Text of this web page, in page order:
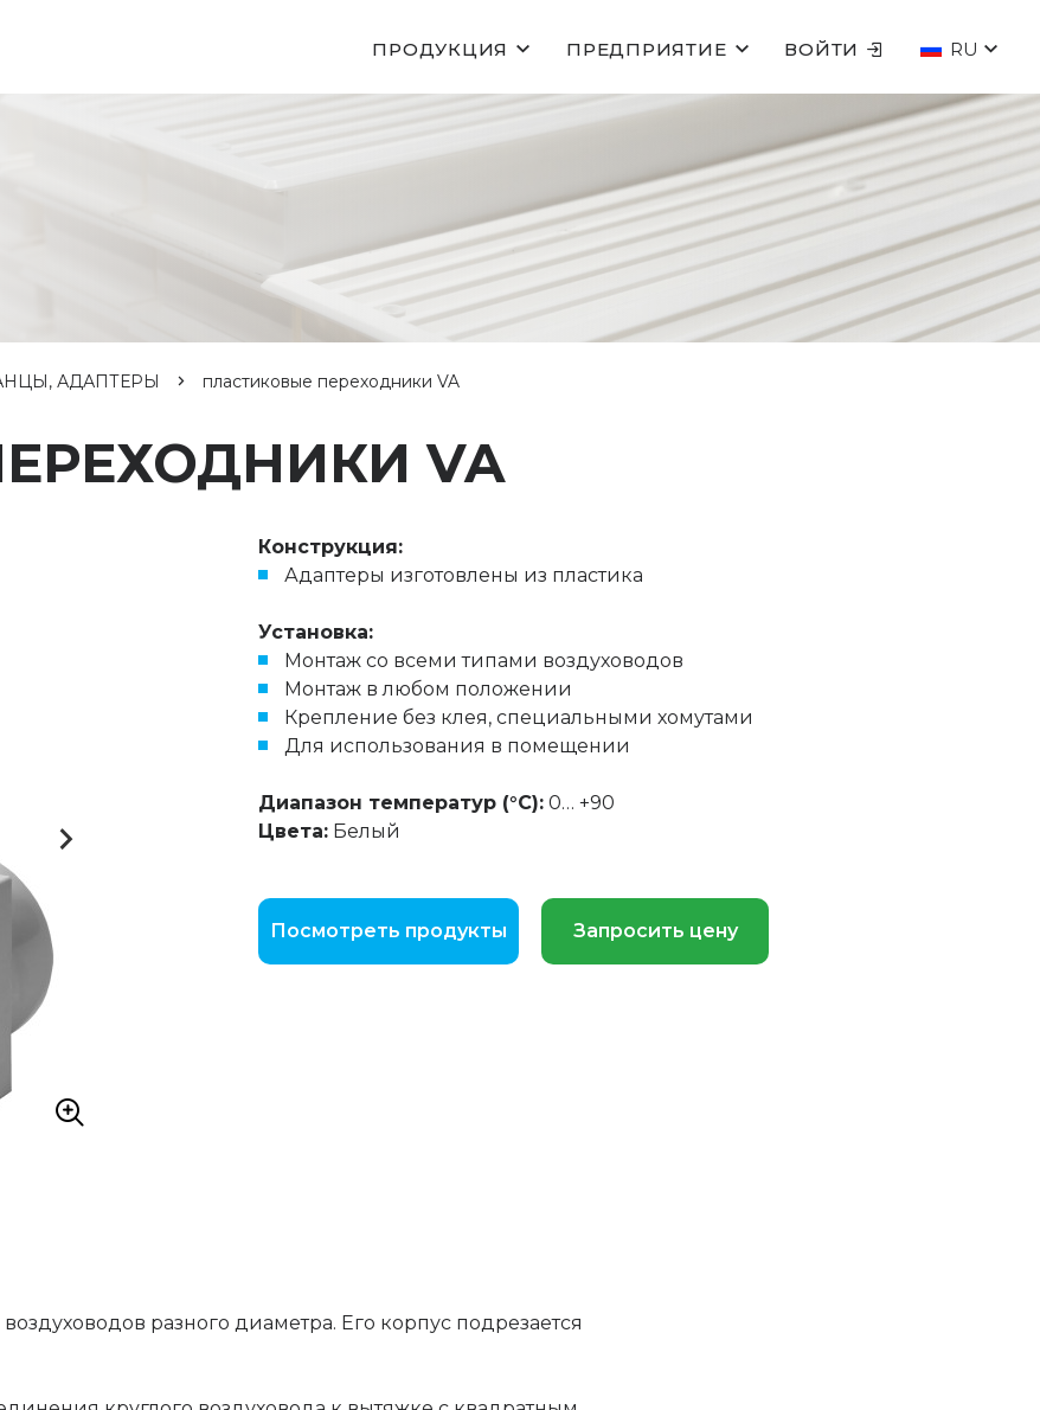
ПРОДУКЦИЯ ПРЕДПРИЯТИЕ ВОЙТИ RU
АДАПТЕРЫ пластиковые переходники VA
VA
Конструкция:
Адаптеры изготовлены из пластика
Установка:
Монтаж со всеми типами воздуховодов
Монтаж в любом положении
Крепление без клея, специальными хомутами
Для использования в помещении
Диапазон температур (°С): 0… +90
Цвета: Белый
Посмотреть продукты Запросить цену
разного диаметра. Его корпус подрезается